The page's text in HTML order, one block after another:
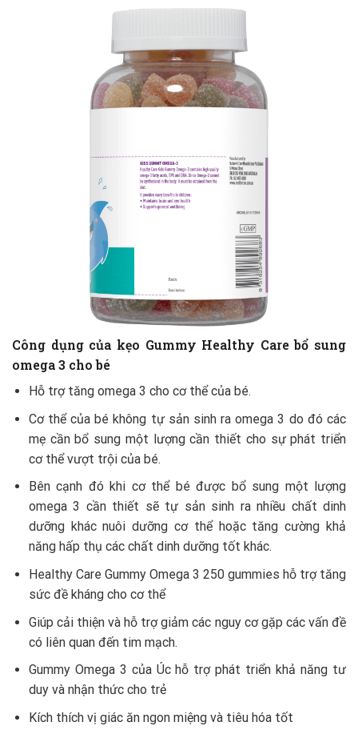
Công dụng của kẹo Gummy Healthy Care bổ sung
omega 3 cho bé
Hỗ trợ tăng omega 3 cho cơ thể của bé.
Cơ thể của bé không tự sản sinh ra omega 3 do đó các
mẹ cần bổ sung một lượng cần thiết cho sự phát triển
cơ thể vượt trội của bé.
Bên cạnh đó khi cơ thể bé được bổ sung một lượng
omega 3 cần thiết sẽ tự sản sinh ra nhiều chất dinh
dưỡng khác nuôi dưỡng cơ thể hoặc tăng cường khả
năng hấp thụ các chất dinh dưỡng tốt khác.
Healthy Care Gummy Omega 3 250 gummies hỗ trợ tăng
sức đề kháng cho cơ thể
Giúp cải thiện và hỗ trợ giảm các nguy cơ gặp các vấn đề
có liên quan đến tim mạch.
Gummy Omega 3 của Úc hỗ trợ phát triển khả năng tư
duy và nhận thức cho trẻ
Kích thích vị giác ăn ngon miệng và tiêu hóa tốt